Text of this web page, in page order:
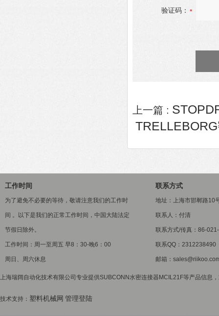
验证码：
上一篇 :
工作时间
为了避免不必要的等待，敬请注意我们的工作时
间 。以下是我们的正常工作时间，中国大陆法定
节假日除外。
工作时间：周一至周五 早8：30-晚6：00
周日、周六休息
联系方式
地址：上海市邯郸路10
联系人：付清
联系方式/传真：86-
联系QQ：2312238490
邮箱：
上海瑞阔自动化技术有限公司专业提供SUBCONN水密连接器MCIL21F等产品信息
技术支持： 塑料机械网 管理登陆